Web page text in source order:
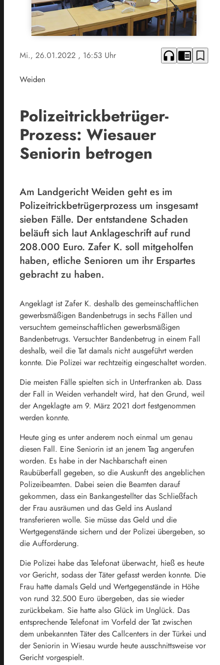
Mi., 26.01.2022 , 16:53 Uhr headphones chrome_reader_mode bookmark_border
Weiden
Polizeitrickbetrüger-
Prozess: Wiesauer
Seniorin betrogen
­Am Landgericht Weiden geht es im
Polizeitrickbetrügerprozess um insgesamt
sieben Fälle. Der entstandene Schaden
beläuft sich laut Anklageschrift auf rund
208.000 Euro. Zafer K. soll mitgeholfen
haben, etliche Senioren um ihr Erspartes
gebracht zu haben.
Angeklagt ist Zafer K. deshalb des gemeinschaftlichen
gewerbsmäßigen Bandenbetrugs in sechs Fällen und
versuchtem gemeinschaftlichen gewerbsmäßigen
Bandenbetrugs. Versuchter Bandenbetrug in einem Fall
deshalb, weil die Tat damals nicht ausgeführt werden
konnte. Die Polizei war rechtzeitig eingeschaltet worden.
Die meisten Fälle spielten sich in Unterfranken ab. Dass
der Fall in Weiden verhandelt wird, hat den Grund, weil
der Angeklagte am 9. März 2021 dort festgenommen
werden konnte.
Heute ging es unter anderem noch einmal um genau
diesen Fall. Eine Seniorin ist an jenem Tag angerufen
worden. Es habe in der Nachbarschaft einen
Raubüberfall gegeben, so die Auskunft des angeblichen
Polizeibeamten. Dabei seien die Beamten darauf
gekommen, dass ein Bankangestellter das Schließfach
der Frau ausräumen und das Geld ins Ausland
transferieren wolle. Sie müsse das Geld und die
Wertgegenstände sichern und der Polizei übergeben, so
die Aufforderung.
Die Polizei habe das Telefonat überwacht, hieß es heute
vor Gericht, sodass der Täter gefasst werden konnte. Die
Frau hatte damals Geld und Wertgegenstände in Höhe
von rund 32.500 Euro übergeben, das sie wieder
zurückbekam. Sie hatte also Glück im Unglück. Das
entsprechende Telefonat im Vorfeld der Tat zwischen
dem unbekannten Täter des Callcenters in der Türkei und
der Seniorin in Wiesau wurde heute ausschnittsweise vor
Gericht vorgespielt.